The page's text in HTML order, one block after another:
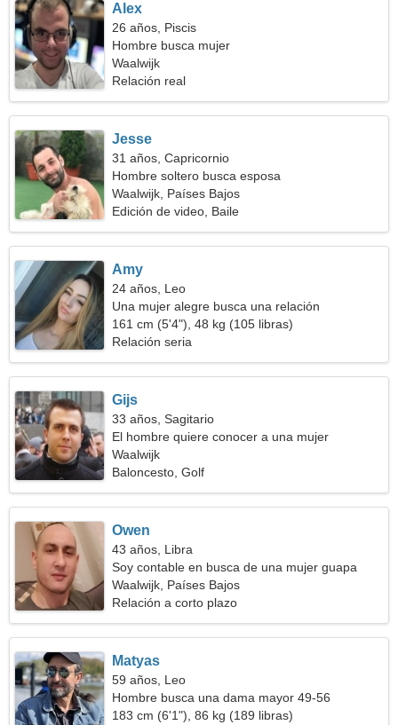
Alex
26 años, Piscis
Hombre busca mujer
Waalwijk
Relación real
Jesse
31 años, Capricornio
Hombre soltero busca esposa
Waalwijk, Países Bajos
Edición de video, Baile
Amy
24 años, Leo
Una mujer alegre busca una relación
161 cm (5'4"), 48 kg (105 libras)
Relación seria
Gijs
33 años, Sagitario
El hombre quiere conocer a una mujer
Waalwijk
Baloncesto, Golf
Owen
43 años, Libra
Soy contable en busca de una mujer guapa
Waalwijk, Países Bajos
Relación a corto plazo
Matyas
59 años, Leo
Hombre busca una dama mayor 49-56
183 cm (6'1"), 86 kg (189 libras)